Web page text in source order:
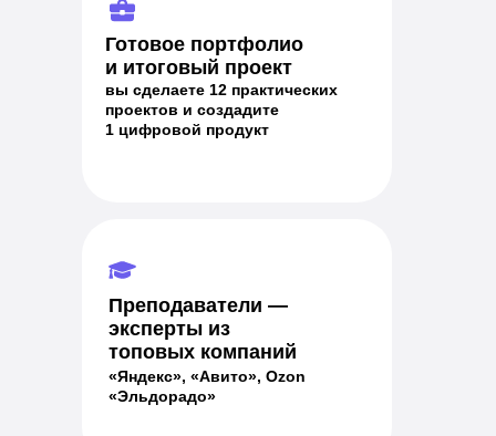
Готовое портфолио
и итоговый проект
вы сделаете 12 практических
проектов и создадите
1 цифровой продукт
Преподаватели —
эксперты из
топовых компаний
«Яндекс», «Авито», Ozon
«Эльдорадо»